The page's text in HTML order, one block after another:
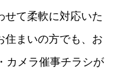
せて柔軟に対応いた
住まいの方でも、お
カメラ催事チラシが